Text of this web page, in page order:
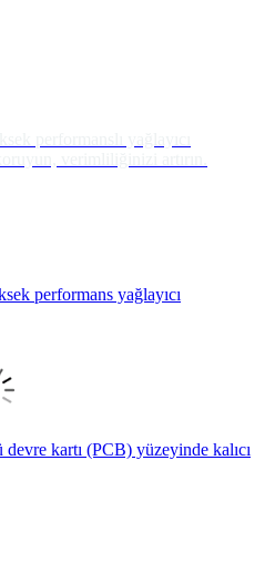
performans yağlayıcı
kartı (PCB) yüzeyinde kalıcı